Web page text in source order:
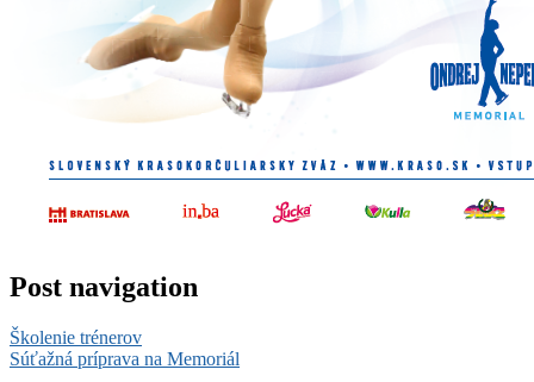
Post navigation
Školenie trénerov
Súťažná príprava na Memoriál